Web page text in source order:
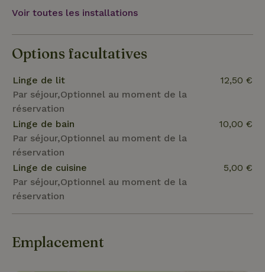
Voir toutes les installations
Options facultatives
Linge de lit
Par séjour,Optionnel au moment de la
réservation
12,50 €
Linge de bain
Par séjour,Optionnel au moment de la
réservation
10,00 €
Linge de cuisine
Par séjour,Optionnel au moment de la
réservation
5,00 €
Emplacement